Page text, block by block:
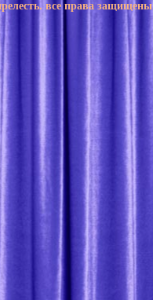
все права защищены